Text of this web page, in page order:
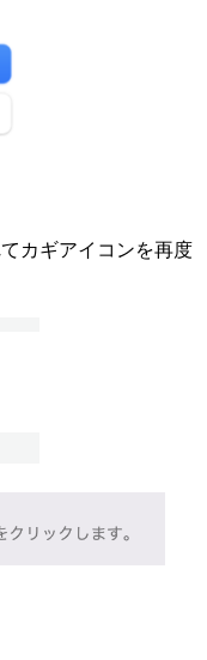
カギアイコンを再度